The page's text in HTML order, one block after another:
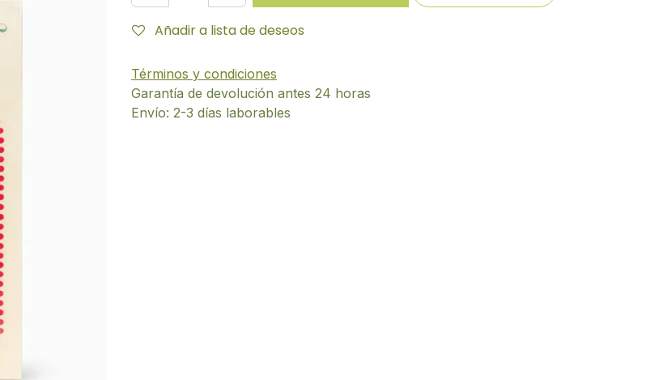
Añadir a lista de deseos
Términos y condiciones
Garantía de devolución antes 24 horas
Envío: 2-3 días laborables